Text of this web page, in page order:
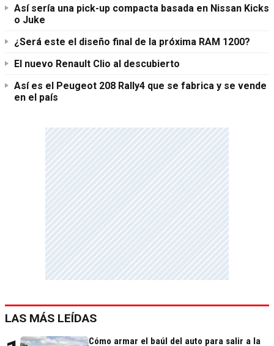
Así sería una pick-up compacta basada en Nissan Kicks
o Juke
¿Será este el diseño final de la próxima RAM 1200?
El nuevo Renault Clio al descubierto
Así es el Peugeot 208 Rally4 que se fabrica y se vende
en el país
LAS MÁS LEÍDAS
Cómo armar el baúl del auto para salir a la